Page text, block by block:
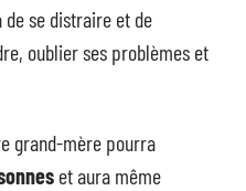
se distraire et de
oublier ses problèmes et
grand-mère pourra
et aura même